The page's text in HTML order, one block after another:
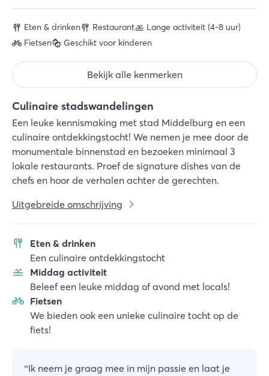
Culinaire stadswandelingen
Een leuke kennismaking met stad Middelburg en een
culinaire ontdekkingstocht! We nemen je mee door de
monumentale binnenstad en bezoeken minimaal 3
lokale restaurants. Proef de signature dishes van de
chefs en hoor de verhalen achter de gerechten.
Uitgebreide omschrijving
Eten & drinken
Een culinaire ontdekkingstocht
Middag activiteit
Beleef een leuke middag of avond met locals!
Fietsen
We bieden ook een unieke culinaire tocht op de
fiets!
Eten & drinken Restaurant
Lange activiteit (4-8 uur)
Fietsen
Geschikt voor kinderen
Bekijk alle kenmerken
“Ik neem je graag mee in mijn passie en laat je